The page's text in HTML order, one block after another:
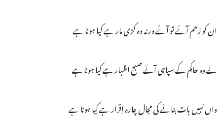
ان کو رَحم آئے تو آئے ورنہ وہ کڑی مار ہے کیا ہونا ہے
لے وہ حاکِم کے سپاہی آئے صبح اظہار ہے کیا ہونا ہے
واں نہیں بات بنانے کی مجال چارہ اِقرار ہے کیا ہونا ہے